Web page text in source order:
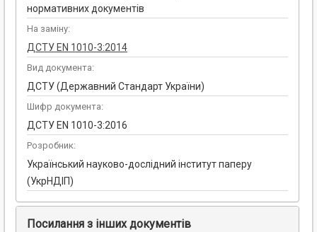
нормативних документів
На заміну:
ДСТУ EN 1010-3:2014
Вид документа:
ДСТУ (Державний Стандарт України)
Шифр документа:
ДСТУ EN 1010-3:2016
Розробник:
Український науково-дослідний інститут паперу
(УкрНДІП)
Посилання з інших документів